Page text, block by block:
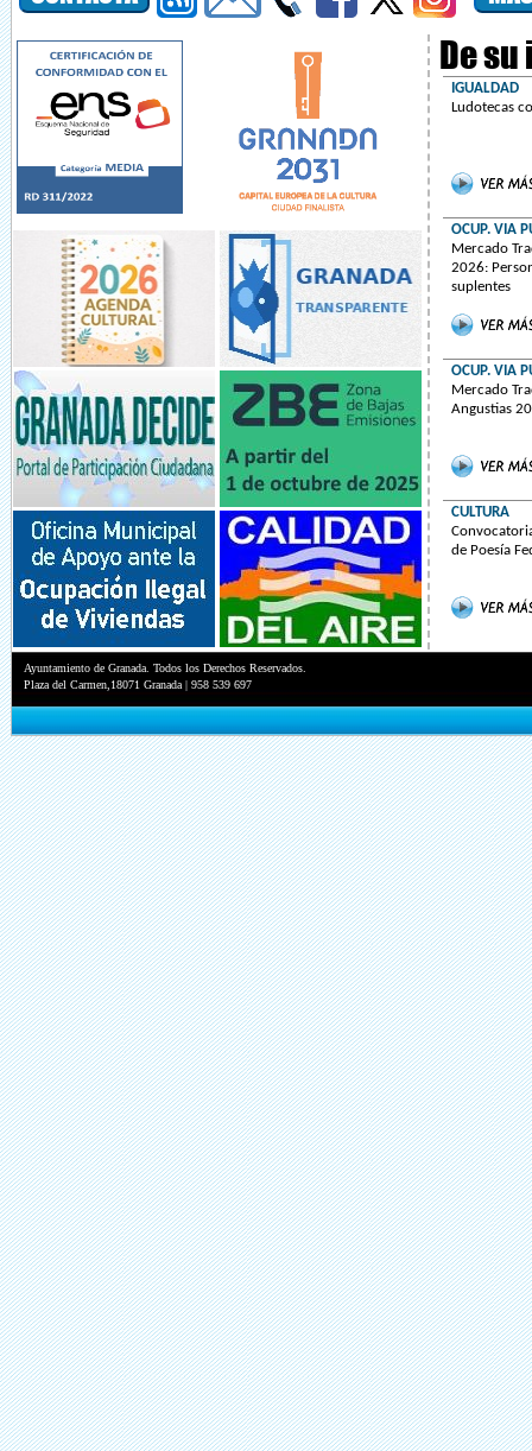
De
IGUALDAD
Ludotecas
OCUP. VIA
Mercado
2026:
suplentes
OCUP. VIA
Mercado
Angustias
CULTURA
de Poesía
Ayuntamiento de Granada. Todos los Derechos Reservados.
Plaza del Carmen,18071 Granada | 958 539 697